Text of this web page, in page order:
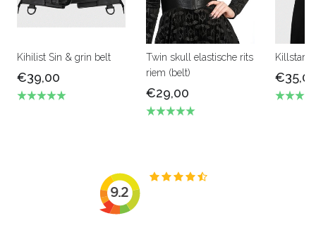
Kihilist Sin & grin belt
€39,00
Twin skull elastische rits
riem (belt)
€29,00
Killstar